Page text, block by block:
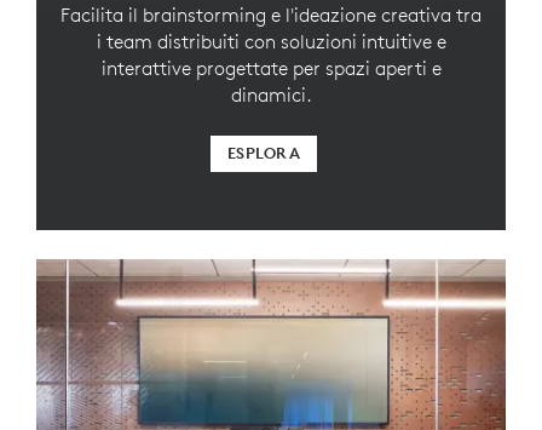
Facilita il brainstorming e l'ideazione creativa tra
i team distribuiti con soluzioni intuitive e
interattive progettate per spazi aperti e
dinamici.
ESPLORA